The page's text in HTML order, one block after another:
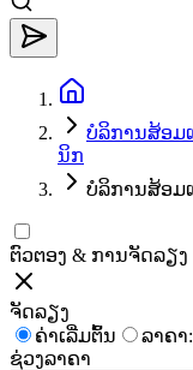
ບໍລິການສ້ອມ
ນິກ
ບໍລິການສ້ອມ
ຕົວຕອງ & ການຈັດລຽງ
ຈັດລຽງ
ຄ່າເລີ່ມຕົ້ນ
ລາຄາ
ຊ່ວງລາຄາ